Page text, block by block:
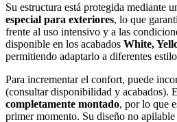
Su estructura está protegida mediante
especial para exteriores, lo que
frente al uso intensivo y a las
disponible en los acabados White,
permitiendo adaptarlo a diferentes
Para incrementar el confort, puede
(consultar disponibilidad y acabados).
completamente montado, por lo que
primer momento. Su diseño no